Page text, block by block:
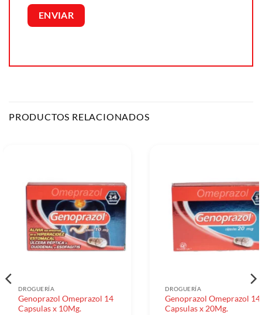
PRODUCTOS RELACIONADOS
DROGUERÍA
Genoprazol Omeprazol 14
Capsulas x 10Mg.
DROGUERÍA
Genoprazol Omeprazol 14
Capsulas x 20Mg.